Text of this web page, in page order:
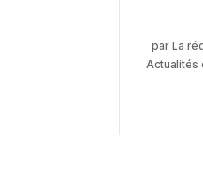
parLa
Actualités